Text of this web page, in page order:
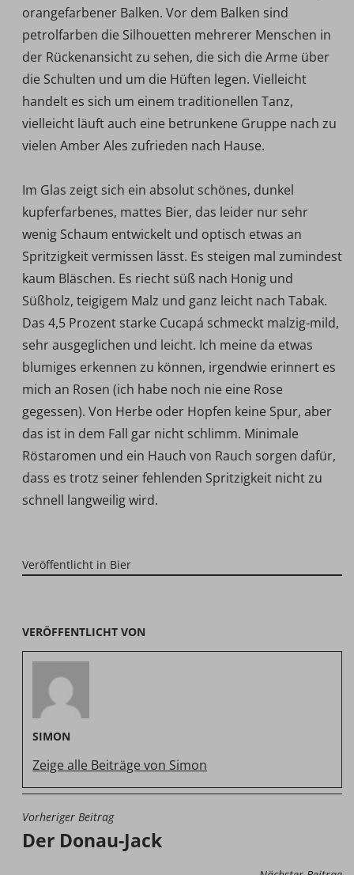
orangefarbener Balken. Vor dem Balken sind
petrolfarben die Silhouetten mehrerer Menschen in
der Rückenansicht zu sehen, die sich die Arme über
die Schulten und um die Hüften legen. Vielleicht
handelt es sich um einem traditionellen Tanz,
vielleicht läuft auch eine betrunkene Gruppe nach zu
vielen Amber Ales zufrieden nach Hause.
Im Glas zeigt sich ein absolut schönes, dunkel
kupferfarbenes, mattes Bier, das leider nur sehr
wenig Schaum entwickelt und optisch etwas an
Spritzigkeit vermissen lässt. Es steigen mal zumindest
kaum Bläschen. Es riecht süß nach Honig und
Süßholz, teigigem Malz und ganz leicht nach Tabak.
Das 4,5 Prozent starke Cucapá schmeckt malzig-mild,
sehr ausgeglichen und leicht. Ich meine da etwas
blumiges erkennen zu können, irgendwie erinnert es
mich an Rosen (ich habe noch nie eine Rose
gegessen). Von Herbe oder Hopfen keine Spur, aber
das ist in dem Fall gar nicht schlimm. Minimale
Röstaromen und ein Hauch von Rauch sorgen dafür,
dass es trotz seiner fehlenden Spritzigkeit nicht zu
schnell langweilig wird.
Veröffentlicht in Bier
VERÖFFENTLICHT VON
SIMON
Zeige alle Beiträge von Simon
BEITRAGSNAVIGATION
Vorheriger Beitrag
Der Donau-Jack